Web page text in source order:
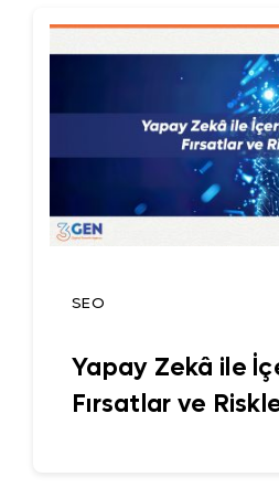
SEO
Yapay Zekâ ile
Fırsatlar ve